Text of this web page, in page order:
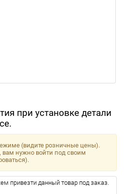
при установке детали
(видите розничные цены).
вам нужно войти под своим
привезти данный товар под заказ.